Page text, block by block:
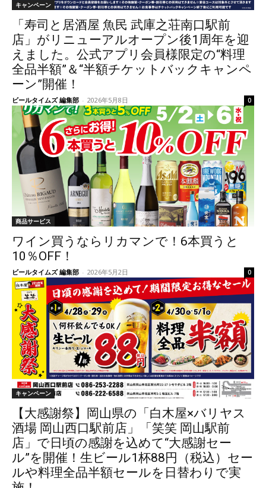
キャンペーン
「寿司と居酒屋 魚民 武庫之荘南口駅前
店」がリニューアルオープン後1周年を迎
えました。公式アプリ会員様限定の“料理
全品半額”＆“半額チケットバックキャンペ
ーン”開催！
ビールタイムズ 編集部 - 2026年5月8日 0
商品サービス
ワイン買うならリカマンで！6本買うと
10％OFF！
ビールタイムズ 編集部 - 2026年5月2日 0
キャンペーン
【大感謝祭】岡山県の「白木屋×バリヤス
酒場 岡山西口駅前店」「笑笑 岡山駅前
店」で日頃の感謝を込めて“大感謝セー
ル”を開催！生ビール1杯88円（税込）セー
ルや料理全品半額セールを日替わりで実